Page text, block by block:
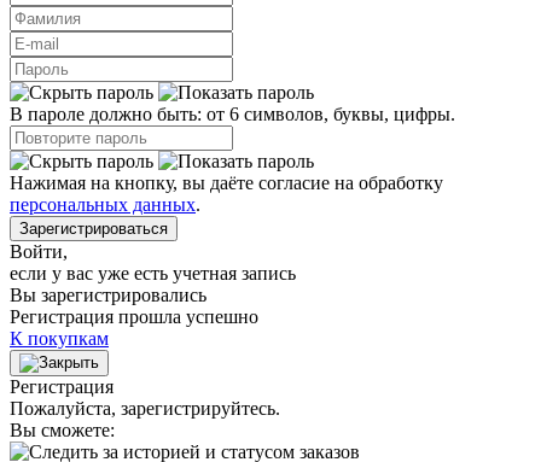
В пароле должно быть: от 6 символов, буквы, цифры.
Нажимая на кнопку, вы даёте согласие на обработку
персональных данных.
Зарегистрироваться
Войти,
если у вас уже есть учетная запись
Вы зарегистрировались
Регистрация прошла успешно
К покупкам
Регистрация
Пожалуйста, зарегистрируйтесь.
Вы сможете: